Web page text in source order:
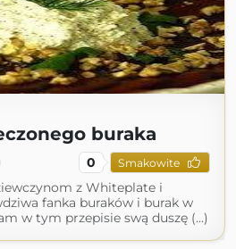
buraka
0 Smakowite
z Whiteplate i
fanka buraków i burak w
w tym przepisie swą duszę (...)